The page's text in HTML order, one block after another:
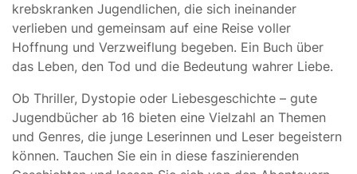
krebskranken Jugendlichen, die sich ineinander
verlieben und gemeinsam auf eine Reise voller
Hoffnung und Verzweiflung begeben. Ein Buch über
das Leben, den Tod und die Bedeutung wahrer Liebe.
Ob Thriller, Dystopie oder Liebesgeschichte – gute
Jugendbücher ab 16 bieten eine Vielzahl an Themen
und Genres, die junge Leserinnen und Leser begeistern
können. Tauchen Sie ein in diese faszinierenden